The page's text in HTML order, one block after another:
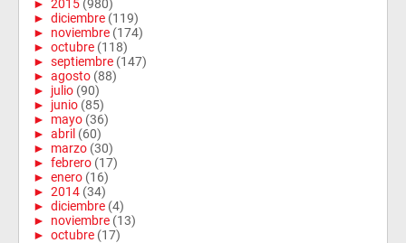
► 2015 (980)
► diciembre (119)
► noviembre (174)
► octubre (118)
► septiembre (147)
► agosto (88)
► julio (90)
► junio (85)
► mayo (36)
► abril (60)
► marzo (30)
► febrero (17)
► enero (16)
► 2014 (34)
► diciembre (4)
► noviembre (13)
► octubre (17)